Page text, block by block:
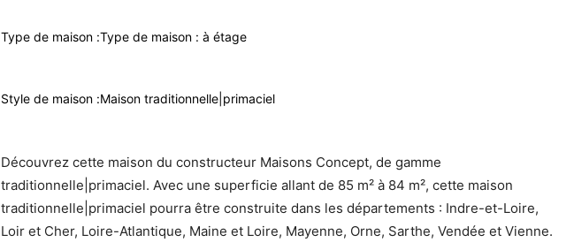
Type de maison :Type de maison : à étage
Style de maison :Maison traditionnelle|primaciel
Découvrez cette maison du constructeur Maisons Concept, de gamme
traditionnelle|primaciel. Avec une superficie allant de 85 m² à 84 m², cette maison
traditionnelle|primaciel pourra être construite dans les départements : Indre-et-Loire,
Loir et Cher, Loire-Atlantique, Maine et Loire, Mayenne, Orne, Sarthe, Vendée et Vienne.